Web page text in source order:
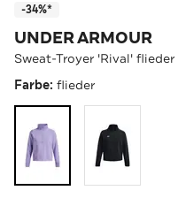
-34%*
UNDER ARMOUR
Sweat-Troyer 'Rival' flieder
Farbe: flieder